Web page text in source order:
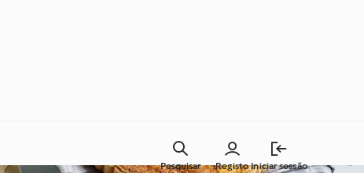
RegistoIniciar sessão
Pesquisar